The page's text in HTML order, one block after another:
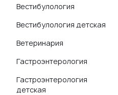
Вестибулология
Вестибулология детская
Ветеринария
Гастроэнтерология
Гастроэнтерология
детская